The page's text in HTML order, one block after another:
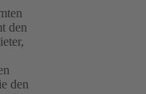
den
den